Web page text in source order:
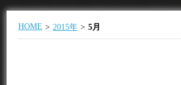
HOME 2015年 5月